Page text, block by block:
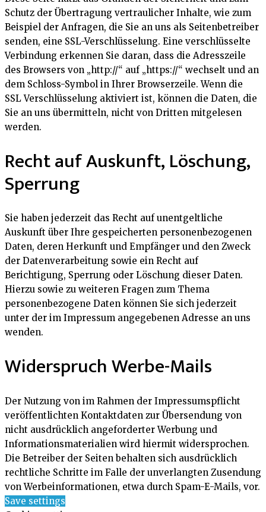
Schutz der Übertragung vertraulicher Inhalte, wie zum
Beispiel der Anfragen, die Sie an uns als Seitenbetreiber
senden, eine SSL-Verschlüsselung. Eine verschlüsselte
Verbindung erkennen Sie daran, dass die Adresszeile
des Browsers von „http://“ auf „https://“ wechselt und an
dem Schloss-Symbol in Ihrer Browserzeile. Wenn die
SSL Verschlüsselung aktiviert ist, können die Daten, die
Sie an uns übermitteln, nicht von Dritten mitgelesen
werden.
Recht auf Auskunft, Löschung,
Sperrung
Sie haben jederzeit das Recht auf unentgeltliche
Auskunft über Ihre gespeicherten personenbezogenen
Daten, deren Herkunft und Empfänger und den Zweck
der Datenverarbeitung sowie ein Recht auf
Berichtigung, Sperrung oder Löschung dieser Daten.
Hierzu sowie zu weiteren Fragen zum Thema
personenbezogene Daten können Sie sich jederzeit
unter der im Impressum angegebenen Adresse an uns
wenden.
Widerspruch Werbe-Mails
Der Nutzung von im Rahmen der Impressumspflicht
veröffentlichten Kontaktdaten zur Übersendung von
nicht ausdrücklich angeforderter Werbung und
Informationsmaterialien wird hiermit widersprochen.
Die Betreiber der Seiten behalten sich ausdrücklich
rechtliche Schritte im Falle der unverlangten Zusendung
von Werbeinformationen, etwa durch Spam-E-Mails, vor.
Save settings